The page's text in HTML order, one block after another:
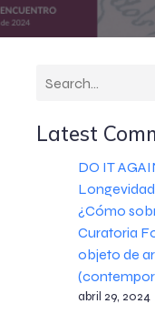
Latest
DO IT
¿Cómo
Curatoria
objeto de
abril 29, 2024